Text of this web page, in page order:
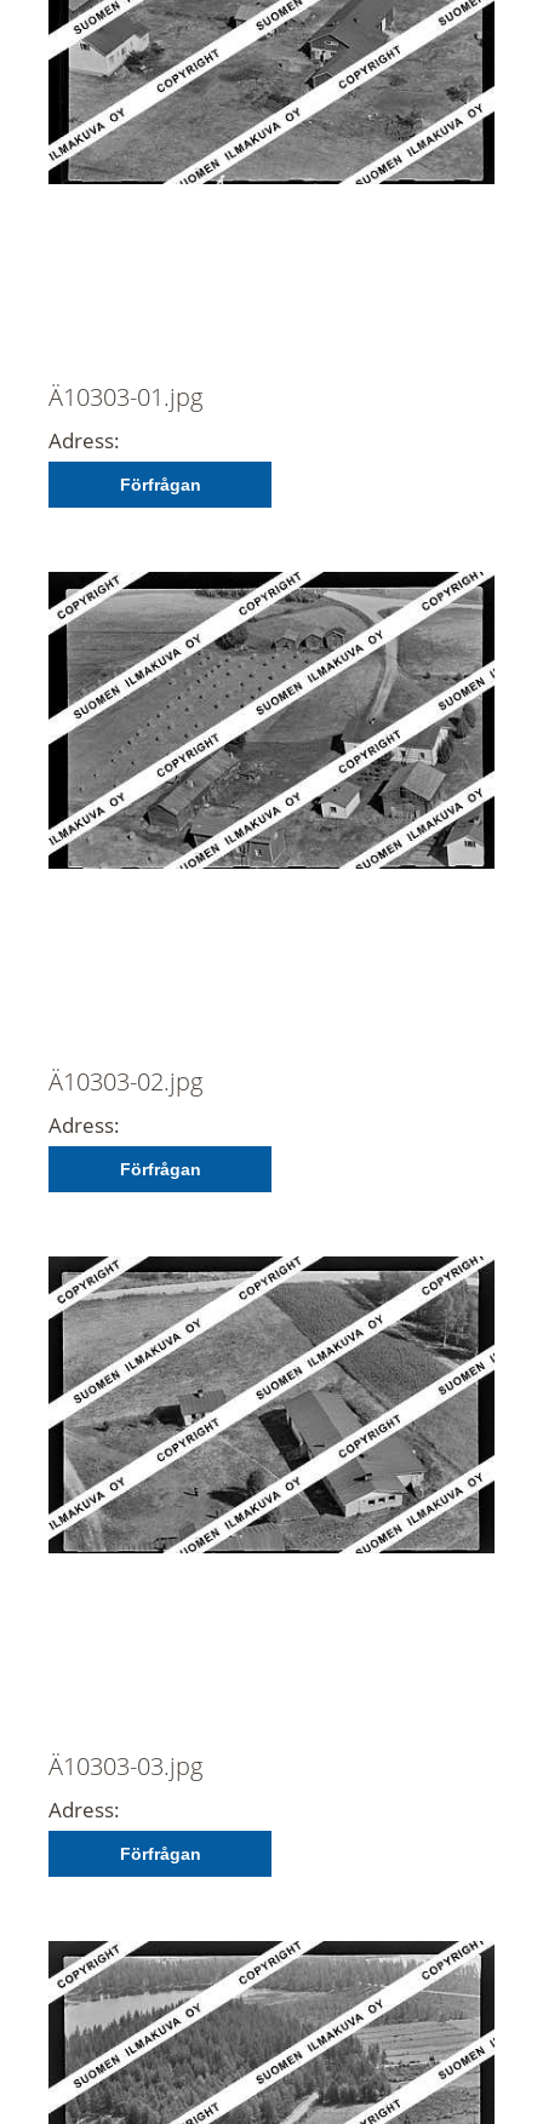
Ä10303-01.jpg
Adress:
Förfrågan
Ä10303-02.jpg
Adress:
Förfrågan
Ä10303-03.jpg
Adress:
Förfrågan